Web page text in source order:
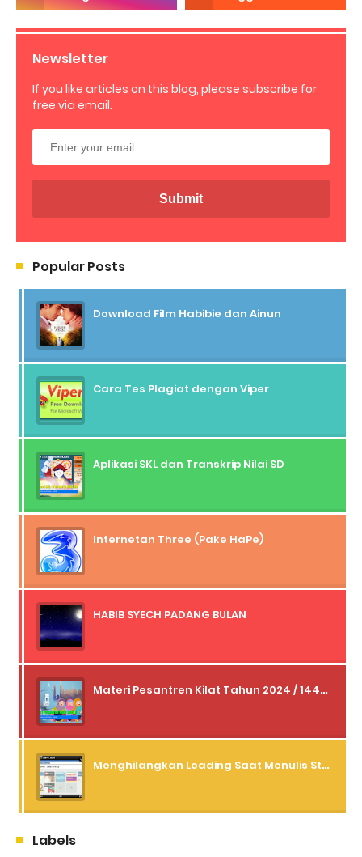
Newsletter
If you like articles on this blog, please subscribe for
free via email.
Popular Posts
Download Film Habibie dan Ainun
Cara Tes Plagiat dengan Viper
Aplikasi SKL dan Transkrip Nilai SD
Internetan Three (Pake HaPe)
HABIB SYECH PADANG BULAN
Materi Pesantren Kilat Tahun 2024 / 1445 H
Menghilangkan Loading Saat Menulis Status dan Komentar Facebook Lewat Operamini
Labels